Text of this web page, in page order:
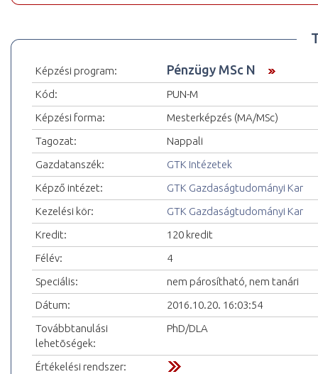
Képzési program: Pénzügy MSc N
Kód:
PUN-M
Képzési forma:
Mesterképzés (MA/MSc)
Tagozat:
Nappali
Gazdatanszék:
GTK Intézetek
Képző intézet:
GTK Gazdaságtudományi Kar
Kezelési kör:
GTK Gazdaságtudományi Kar
Kredit:
120 kredit
Félév:
4
Speciális:
nem párosítható, nem tanári
Dátum:
2016.10.20. 16:03:54
Továbbtanulási
lehetõségek:
PhD/DLA
Értékelési rendszer: